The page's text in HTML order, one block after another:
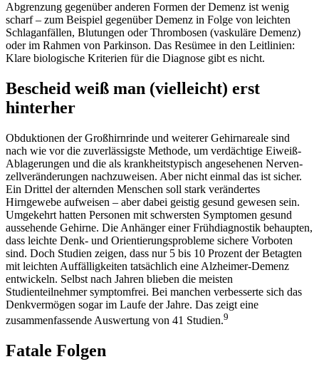
Abgrenzung gegenüber anderen Formen der Demenz ist wenig
scharf – zum Beispiel gegenüber Demenz in Folge von leichten
Schlaganfällen, Blutungen oder Thrombosen (vaskuläre Demenz)
oder im Rahmen von Parkinson. Das Resümee in den Leitlinien:
Klare biologische Kriterien für die Diagnose gibt es nicht.
Bescheid weiß man (vielleicht) erst
hinterher
Obduktionen der Großhirnrinde und weiterer Gehirnareale sind
nach wie vor die zuverlässigste Methode, um verdächtige Eiweiß-
Ablagerungen und die als krankheitstypisch angesehenen Nerven-
zellveränderungen nachzuweisen. Aber nicht einmal das ist sicher.
Ein Drittel der alternden Menschen soll stark verändertes
Hirngewebe aufweisen – aber dabei geistig gesund gewesen sein.
Umgekehrt hatten Personen mit schwersten Symptomen gesund
aussehende Gehirne. Die Anhänger einer Frühdiagnostik behaupten,
dass leichte Denk- und Orientierungsprobleme sichere Vorboten
sind. Doch Studien zeigen, dass nur 5 bis 10 Prozent der Betagten
mit leichten Auffälligkeiten tatsächlich eine Alzheimer-Demenz
entwickeln. Selbst nach Jahren blieben die meisten
Studienteilnehmer symptomfrei. Bei manchen verbesserte sich das
Denkvermögen sogar im Laufe der Jahre. Das zeigt eine
zusammenfassende Auswertung von 41 Studien.9
Fatale Folgen